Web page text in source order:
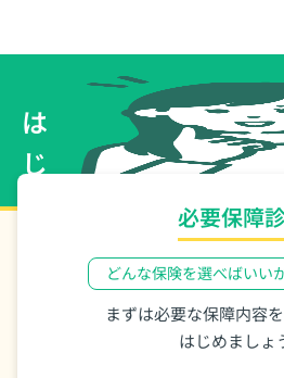
は
じ
必要保障
どんな保険を選べばいい
まずは必要な保障内容
はじめましょ